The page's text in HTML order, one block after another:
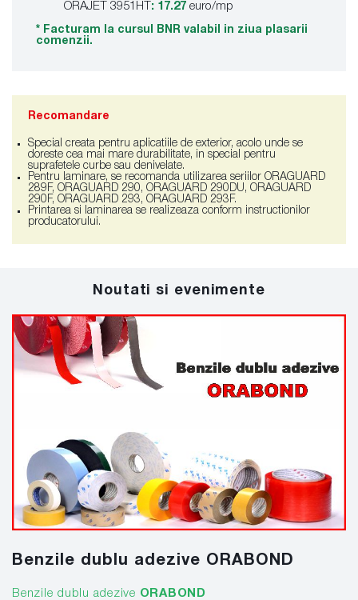
ORAJET 3951HT : 17.27 euro/mp
* Facturam la cursul BNR valabil in ziua plasarii
comenzii.
Recomandare
Special creata pentru aplicatiile de exterior, acolo unde se
doreste cea mai mare durabilitate, in special pentru
suprafetele curbe sau denivelate.
Pentru laminare, se recomanda utilizarea seriilor ORAGUARD
289F, ORAGUARD 290, ORAGUARD 290DU, ORAGUARD
290F, ORAGUARD 293, ORAGUARD 293F.
Printarea si laminarea se realizeaza conform instructionilor
producatorului.
Noutati si evenimente
Benzile dublu adezive ORABOND
Benzile dublu adezive ORABOND